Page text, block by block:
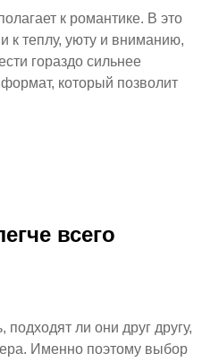
к романтике. В это
к теплу, уюту и вниманию,
гораздо сильнее
который позволит
всего
ли они друг другу,
Именно поэтому выбор